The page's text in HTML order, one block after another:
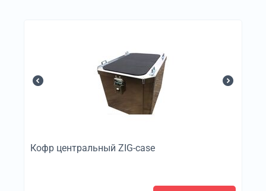
Кофр центральный ZIG-case